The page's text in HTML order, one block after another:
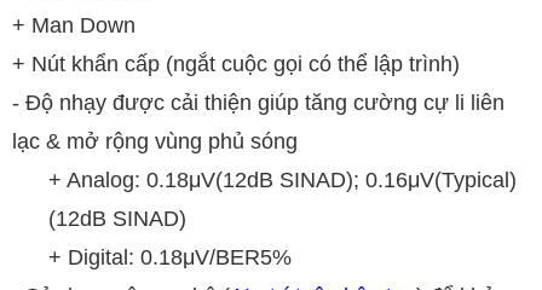
+ Man Down
+ Nút khẩn cấp (ngắt cuộc gọi có thể lập trình)
- Độ nhạy được cải thiện giúp tăng cường cự li liên
lạc & mở rộng vùng phủ sóng
+ Analog: 0.18μV(12dB SINAD); 0.16μV(Typical)
(12dB SINAD)
+ Digital: 0.18μV/BER5%